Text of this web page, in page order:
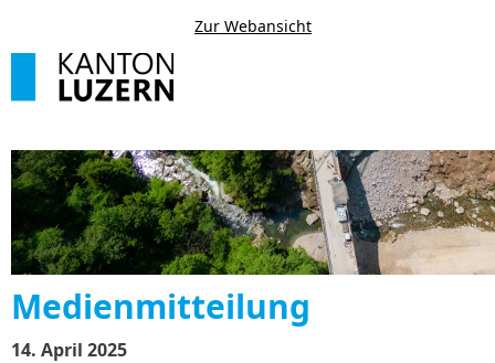
Zur Webansicht
Medienmitteilung
14. April 2025